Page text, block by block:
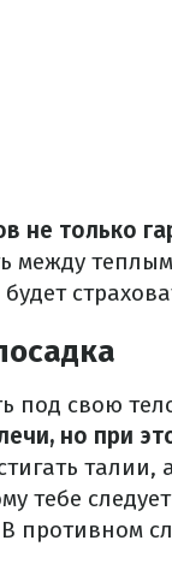
не только
между
под свою
но при
талии,
тебе
В противном